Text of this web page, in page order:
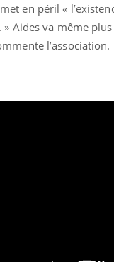
en péril «
» Aides va même
l’association.